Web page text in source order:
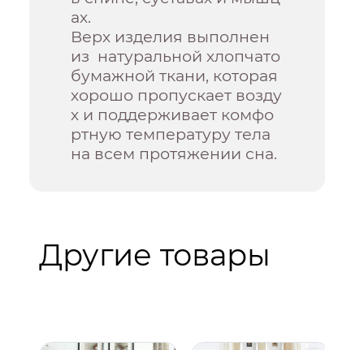
ах.
Верх изделия выполнен
из натуральной хлопчато
бумажной ткани, которая
хорошо пропускает возду
х и поддерживает комфо
ртную температуру тела
на всем протяжении сна.
Другие товары